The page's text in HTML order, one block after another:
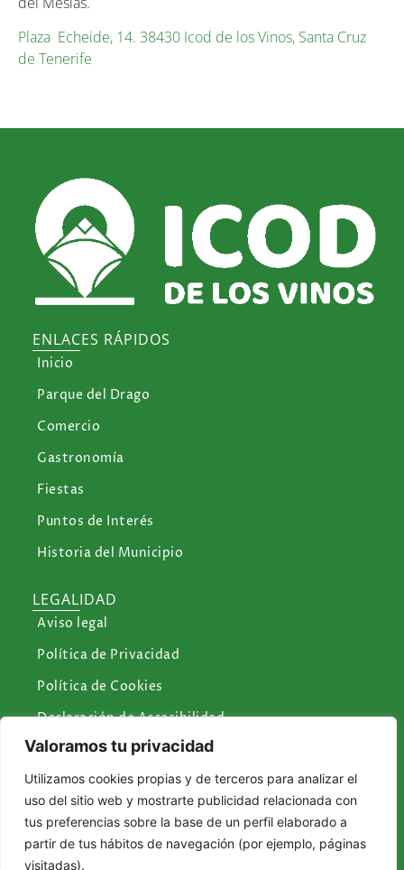
Valoramos tu privacidad
Utilizamos cookies propias y de terceros para analizar el
uso del sitio web y mostrarte publicidad relacionada con
tus preferencias sobre la base de un perfil elaborado a
partir de tus hábitos de navegación (por ejemplo, páginas
visitadas).
Plaza Echeide, 14. 38430 Icod de los Vinos, Santa Cruz
de Tenerife
ENLACES RÁPIDOS
Inicio
Parque del Drago
Comercio
Gastronomía
Fiestas
Puntos de Interés
Historia del Municipio
LEGALIDAD
Aviso legal
Política de Privacidad
Política de Cookies
Declaración de Accesibilidad
Plaza de la Constitución, 1 Icod de los Vinos
reservasturismoicod@icodtesa.com.es
turismo@icodtesa.com.es